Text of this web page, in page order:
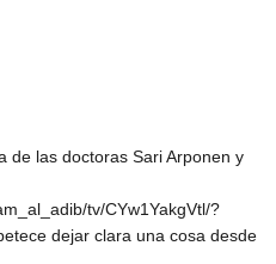
de las doctoras Sari Arponen y
tv/CYw1YakgVtl/?
dejar clara una cosa desde